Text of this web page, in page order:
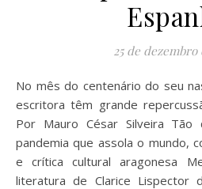
25 de dezembro
No mês do centenário do seu nascimento, vida e obra da
escritora têm grande
Por Mauro César Silveira Tão
pandemia que assola o mundo,
e crítica cultural aragonesa
literatura de Clarice Lispector